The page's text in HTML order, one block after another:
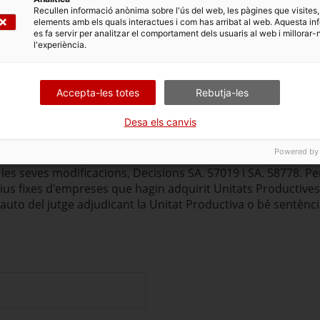
del projecte
l’empara de la secció 2.7.1 de la Decisió de la Comissió
estatals en forma de subvencions directes, bestretes
del tipus d’interès de préstecs i capital, per
seves modificacions, Decisions SA. 57019 i SA. 58778.
fixes d'empreses que hagin adquirit Unitats
del jutge adjudicant la Unitat Productiva o bé
pdf)
Recullen informació anònima sobre l'ús del web, les pàgines que
elements amb els quals interactues i com has arribat al web. Aquesta
es fa servir per analitzar el comportament dels usuaris al web i millorar-
l'experiència.
Accepta-les totes Rebutja-les
Desa els canvis
Powered by